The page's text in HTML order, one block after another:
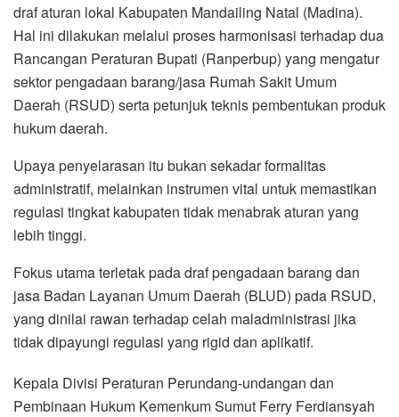
draf aturan lokal Kabupaten Mandailing Natal (Madina).
Hal ini dilakukan melalui proses harmonisasi terhadap dua
Rancangan Peraturan Bupati (Ranperbup) yang mengatur
sektor pengadaan barang/jasa Rumah Sakit Umum
Daerah (RSUD) serta petunjuk teknis pembentukan produk
hukum daerah.
Upaya penyelarasan itu bukan sekadar formalitas
administratif, melainkan instrumen vital untuk memastikan
regulasi tingkat kabupaten tidak menabrak aturan yang
lebih tinggi.
Fokus utama terletak pada draf pengadaan barang dan
jasa Badan Layanan Umum Daerah (BLUD) pada RSUD,
yang dinilai rawan terhadap celah maladministrasi jika
tidak dipayungi regulasi yang rigid dan aplikatif.
Kepala Divisi Peraturan Perundang-undangan dan
Pembinaan Hukum Kemenkum Sumut Ferry Ferdiansyah